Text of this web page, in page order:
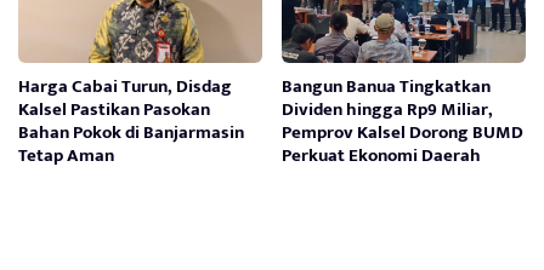
Harga Cabai Turun, Disdag
Kalsel Pastikan Pasokan
Bahan Pokok di Banjarmasin
Tetap Aman
Bangun Banua Tingkatkan
Dividen hingga Rp9 Miliar,
Pemprov Kalsel Dorong BUMD
Perkuat Ekonomi Daerah